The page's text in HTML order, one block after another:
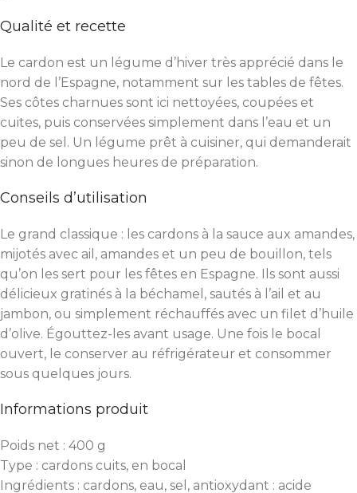
Qualité et recette
Le cardon est un légume d’hiver très apprécié dans le
nord de l’Espagne, notamment sur les tables de fêtes.
Ses côtes charnues sont ici nettoyées, coupées et
cuites, puis conservées simplement dans l’eau et un
peu de sel. Un légume prêt à cuisiner, qui demanderait
sinon de longues heures de préparation.
Conseils d’utilisation
Le grand classique : les cardons à la sauce aux amandes,
mijotés avec ail, amandes et un peu de bouillon, tels
qu’on les sert pour les fêtes en Espagne. Ils sont aussi
délicieux gratinés à la béchamel, sautés à l’ail et au
jambon, ou simplement réchauffés avec un filet d’huile
d’olive. Égouttez-les avant usage. Une fois le bocal
ouvert, le conserver au réfrigérateur et consommer
sous quelques jours.
Informations produit
Poids net : 400 g
Type : cardons cuits, en bocal
Ingrédients : cardons, eau, sel, antioxydant : acide